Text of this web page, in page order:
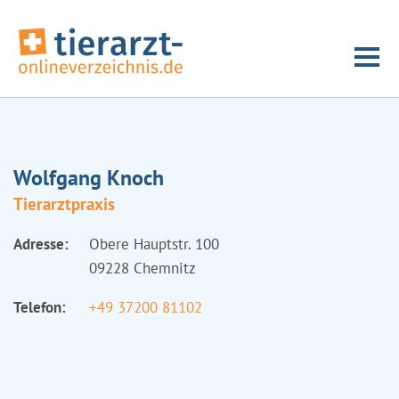
Wolfgang Knoch
Tierarztpraxis
Adresse:
Obere Hauptstr. 100
09228 Chemnitz
Telefon:
+49 37200 81102